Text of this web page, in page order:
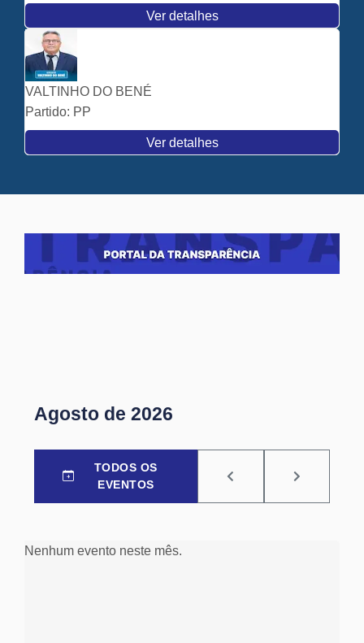
Ver detalhes
VALTINHO DO BENÉ
Partido: PP
Ver detalhes
Agosto de 2026
TODOS OS
EVENTOS
Nenhum evento neste mês.